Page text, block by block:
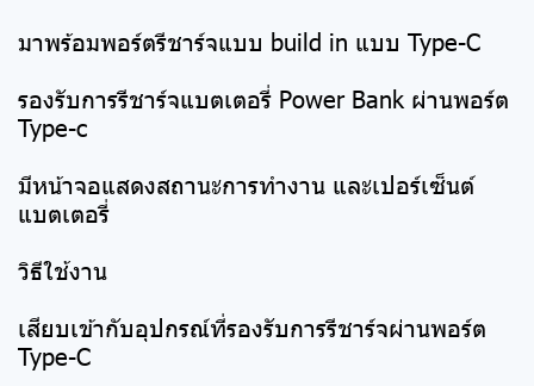
มาพร้อมพอร์ตรีชาร์จแบบ build in แบบ Type-C
รองรับการรีชาร์จแบตเตอรี่ Power Bank ผ่านพอร์ต
Type-c
มีหน้าจอแสดงสถานะการทำงาน และเปอร์เซ็นต์
แบตเตอรี่
วิธีใช้งาน
เสียบเข้ากับอุปกรณ์ที่รองรับการรีชาร์จผ่านพอร์ต
Type-C